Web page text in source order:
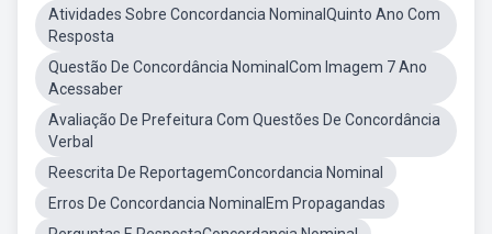
Atividades Sobre Concordancia NominalQuinto Ano Com
Resposta
Questão De Concordância NominalCom Imagem 7 Ano
Acessaber
Avaliação De Prefeitura Com Questões De Concordância
Verbal
Reescrita De ReportagemConcordancia Nominal
Erros De Concordancia NominalEm Propagandas